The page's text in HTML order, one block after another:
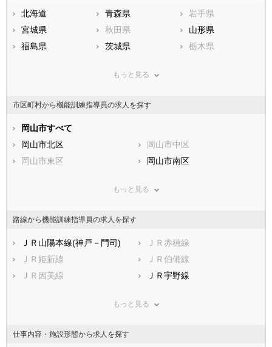
北海道 青森県
岩手県
宮城県
秋田県
山形県
福島県
茨城県
栃木県
神奈川県
石川県
福井県
静岡県
滋賀県
兵庫県
和歌山県
山口県
福岡県
佐賀県
熊本県
大分県
鹿児島県
もっと見る
市区町村から機能訓練指導員の求人を探す
岡山市すべて
岡山市北区
岡山市中区
岡山市東区
岡山市南区
津山市
井原市
高梁市
新見市
備前市
瀬戸内市
赤磐市
真庭市
都窪郡早島町
真庭郡新庄村
もっと見る
路線から機能訓練指導員の求人を探す
ＪＲ山陽本線(神戸－門司)
ＪＲ赤穂線
ＪＲ姫新線
ＪＲ伯備線
ＪＲ因美線
ＪＲ宇野線
智頭急行
もっと見る
仕事内容・施設形態から求人を探す